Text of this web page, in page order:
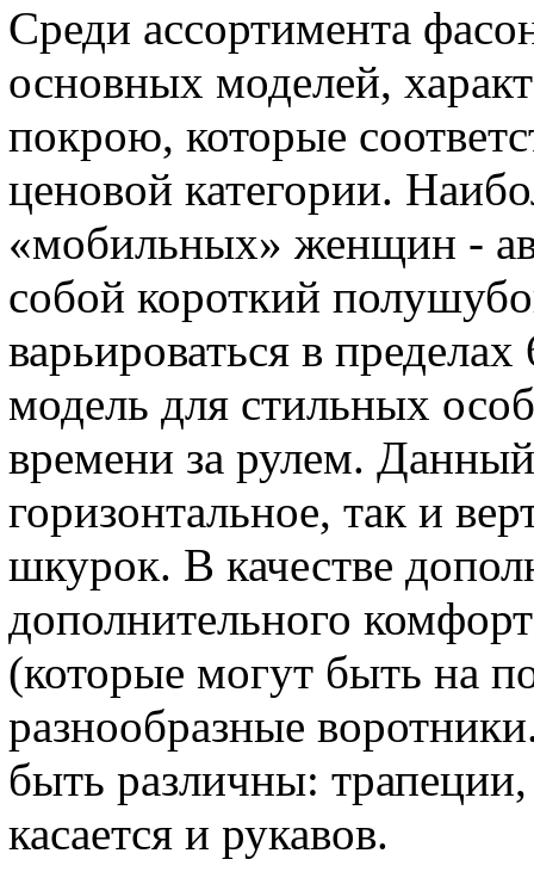
Среди ассортимента
основных моделей,
покрою, которые
ценовой категории.
«мобильных» женщин -
собой короткий
варьироваться в
модель для стильных
времени за рулем.
горизонтальное, так и
шкурок. В качестве
дополнительного
(которые могут быть на
разнообразные
быть различны:
касается и рукавов.